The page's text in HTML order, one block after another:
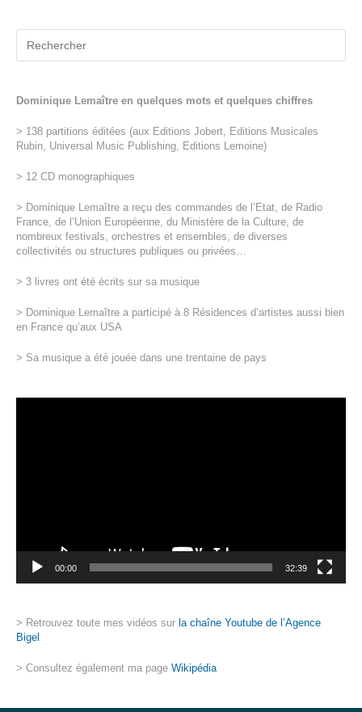
Dominique Lemaître en quelques mots et quelques chiffres
> 138 partitions éditées (aux Editions Jobert, Editions Musicales
Rubin, Universal Music Publishing, Editions Lemoine)
> 12 CD monographiques
> Dominique Lemaître a reçu des commandes de l’Etat, de Radio
France, de l’Union Européenne, du Ministère de la Culture, de
nombreux festivals, orchestres et ensembles, de diverses
collectivités ou structures publiques ou privées…
> 3 livres ont été écrits sur sa musique
> Dominique Lemaître a participé à 8 Résidences d’artistes aussi bien
en France qu’aux USA
> Sa musique a été jouée dans une trentaine de pays
00:00 32:39
> Retrouvez toute mes vidéos sur la chaîne Youtube de l’Agence
Bigel
> Consultez également ma page Wikipédia